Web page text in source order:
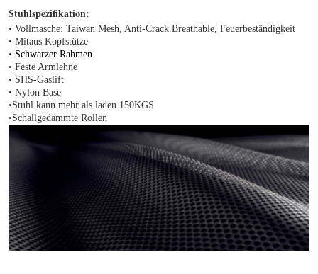
Stuhlspezifikation:
• Vollmasche: Taiwan Mesh, Anti-Crack.Breathable, Feuerbeständigkeit
• Mitaus Kopfstütze
• Schwarzer Rahmen
• Feste Armlehne
• SHS-Gaslift
• Nylon Base
•Stuhl kann mehr als laden 150KGS
•Schallgedämmte Rollen